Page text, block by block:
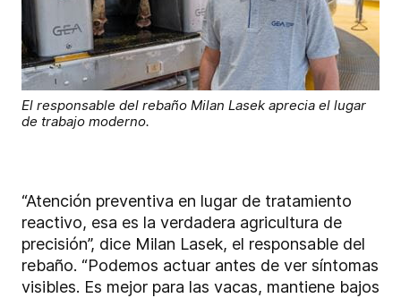
El responsable del rebaño Milan Lasek aprecia el lugar
de trabajo moderno.
“Atención preventiva en lugar de tratamiento
reactivo, esa es la verdadera agricultura de
precisión”, dice Milan Lasek, el responsable del
rebaño. “Podemos actuar antes de ver síntomas
visibles. Es mejor para las vacas, mantiene bajos